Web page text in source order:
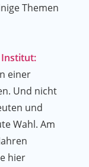
Themen
Institut:
einer
Und nicht
und
Wahl. Am
hier